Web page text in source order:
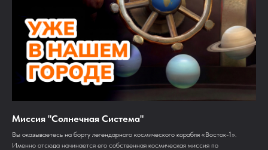
Миссия "Солнечная Система"
Вы оказываетесь на борту легендарного космического корабля «Восток-1».
Именно отсюда начинается его собственная космическая миссия по